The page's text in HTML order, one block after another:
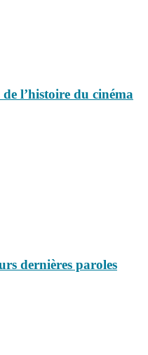
l’histoire du cinéma
dernières paroles